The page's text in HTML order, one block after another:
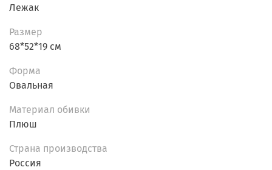
Лежак
Размер
68*52*19 см
Форма
Овальная
Материал обивки
Плюш
Страна производства
Россия